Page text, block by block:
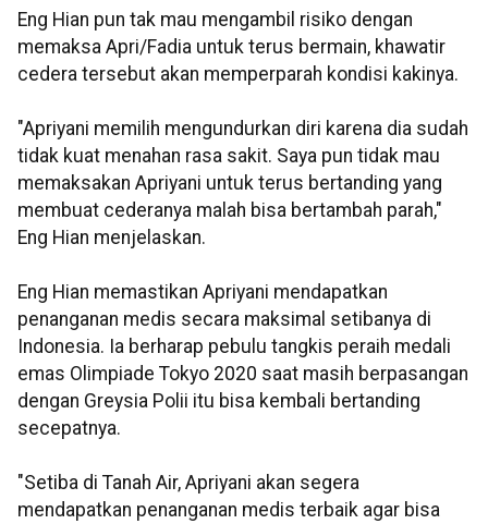
Eng Hian pun tak mau mengambil risiko dengan
memaksa Apri/Fadia untuk terus bermain, khawatir
cedera tersebut akan memperparah kondisi kakinya.
"Apriyani memilih mengundurkan diri karena dia sudah
tidak kuat menahan rasa sakit. Saya pun tidak mau
memaksakan Apriyani untuk terus bertanding yang
membuat cederanya malah bisa bertambah parah,"
Eng Hian menjelaskan.
Eng Hian memastikan Apriyani mendapatkan
penanganan medis secara maksimal setibanya di
Indonesia. Ia berharap pebulu tangkis peraih medali
emas Olimpiade Tokyo 2020 saat masih berpasangan
dengan Greysia Polii itu bisa kembali bertanding
secepatnya.
"Setiba di Tanah Air, Apriyani akan segera
mendapatkan penanganan medis terbaik agar bisa